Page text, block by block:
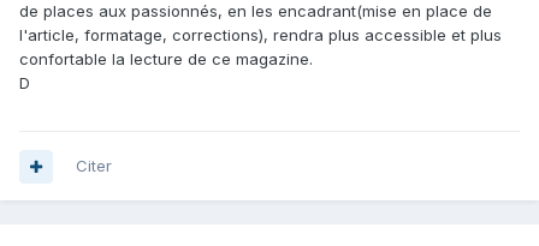
de places aux passionnés, en les encadrant(mise en place de
l'article, formatage, corrections), rendra plus accessible et plus
confortable la lecture de ce magazine.
D
Citer